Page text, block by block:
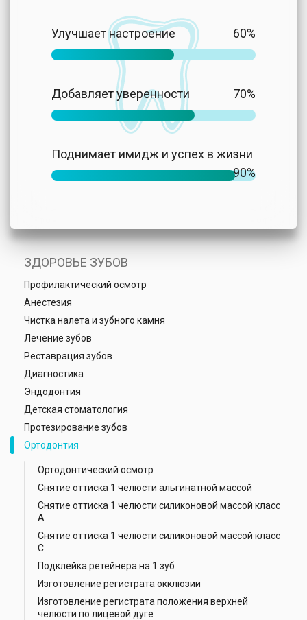
Улучшает настроение 60%
Добавляет уверенности 70%
Поднимает имидж и успех в жизни
90%
ЗДОРОВЬЕ ЗУБОВ
Профилактический осмотр
Анестезия
Чистка налета и зубного камня
Лечение зубов
Реставрация зубов
Диагностика
Эндодонтия
Детская стоматология
Протезирование зубов
Ортодонтия
Ортодонтический осмотр
Снятие оттиска 1 челюсти альгинатной массой
Снятие оттиска 1 челюсти силиконовой массой класс
А
Снятие оттиска 1 челюсти силиконовой массой класс
С
Подклейка ретейнера на 1 зуб
Изготовление регистрата окклюзии
Изготовление регистрата положения верхней
челюсти по лицевой дуге